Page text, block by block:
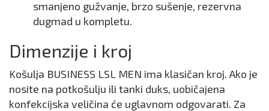
smanjeno gužvanje, brzo sušenje, rezervna
dugmad u kompletu.
Dimenzije i kroj
Košulja BUSINESS LSL MEN ima klasičan kroj. Ako je
nosite na potkošulju ili tanki duks, uobičajena
konfekcijska veličina će uglavnom odgovarati. Za